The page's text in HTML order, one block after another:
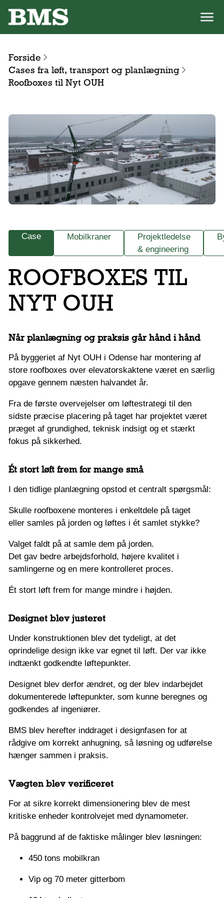
Forside
Cases fra løft, transport og planlægning
Roofboxes til Nyt OUH
Case Mobilkraner
Projektledelse
& engineering
ROOFBOXES TIL
NYT OUH
Når planlægning og praksis går hånd i hånd
På byggeriet af Nyt OUH i Odense har montering af
store roofboxes over elevatorskaktene været en særlig
opgave gennem næsten halvandet år.
Fra de første overvejelser om løftestrategi til den
sidste præcise placering på taget har projektet været
præget af grundighed, teknisk indsigt og et stærkt
fokus på sikkerhed.
Ét stort løft frem for mange små
I den tidlige planlægning opstod et centralt spørgsmål:
Skulle roofboxene monteres i enkeltdele på taget
eller samles på jorden og løftes i ét samlet stykke?
Valget faldt på at samle dem på jorden.
Det gav bedre arbejdsforhold, højere kvalitet i
samlingerne og en mere kontrolleret proces.
Ét stort løft frem for mange mindre i højden.
Designet blev justeret
Under konstruktionen blev det tydeligt, at det
oprindelige design ikke var egnet til løft. Der var ikke
indtænkt godkendte løftepunkter.
Designet blev derfor ændret, og der blev indarbejdet
dokumenterede løftepunkter, som kunne beregnes og
godkendes af ingeniører.
BMS blev herefter inddraget i designfasen for at
rådgive om korrekt anhugning, så løsning og udførelse
hænger sammen i praksis.
Vægten blev verificeret
For at sikre korrekt dimensionering blev de mest
kritiske enheder kontrolvejet med dynamometer.
På baggrund af de faktiske målinger blev løsningen:
450 tons mobilkran
Vip og 70 meter gitterbom